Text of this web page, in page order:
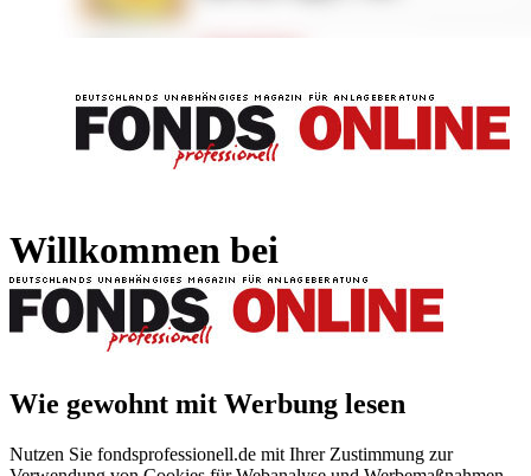
Willkommen bei
Wie gewohnt mit Werbung lesen
Nutzen Sie fondsprofessionell.de mit Ihrer Zustimmung zur